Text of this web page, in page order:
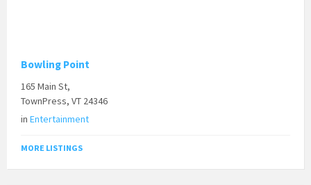
Bowling Point
165 Main St,
TownPress, VT 24346
in Entertainment
MORE LISTINGS